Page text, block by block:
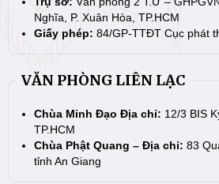
Nghĩa, P. Xuân Hòa, TP.HCM
Giấy phép: 84/GP-TTĐT Cục phát
VĂN PHÒNG LIÊN LẠC
Chùa Minh Đạo Địa chỉ: 12/3 BIS
TP.HCM
Chùa Phật Quang – Địa chỉ: 83
tỉnh An Giang